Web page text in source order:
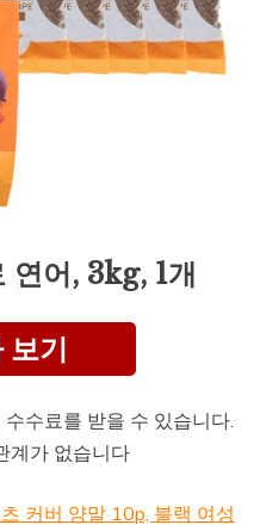
연어, 3kg, 1개
보기
수료를 받을 수 있습니다.
계가 없습니다
커버 양말 10p, 블랙 여성